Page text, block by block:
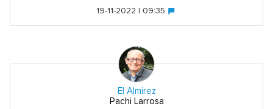
19-11-2022 | 09:35
El Almirez
Pachi Larrosa